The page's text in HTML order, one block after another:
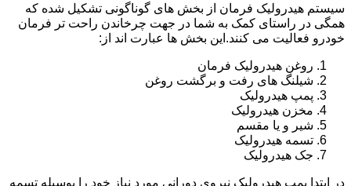
سیستم هیدرولیک فرمان از بخش های گوناگونی تشکیل شده که
همگی در راستای کمک به شما در جهت چرخاندن راحت تر فرمان
خودرو فعالیت می کنند.این بخش ها عبارت اند از:
روغن هیدرولیک فرمان
شیلنگ های رفت و برگشت روغن
پمپ هیدرولیک
مخزن هیدرولیک
شیر و یا مقسم
تسمه هیدرولیک
جک هیدرولیک
در ابتدا پمپ هیدرولیک نیروی دورانی مورد نیاز خود را بوسیله تسمه